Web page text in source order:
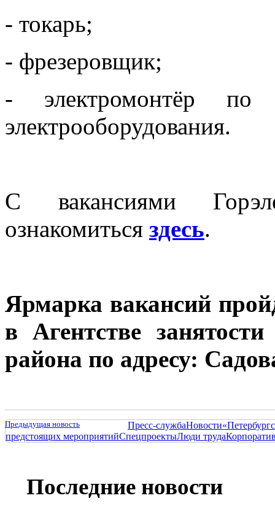
- токарь;
- фрезеровщик;
- электромонтёр по
электрооборудования.
С вакансиями
ознакомиться здесь.
Ярмарка вакансий
в Агентстве
района по адресу:
Предыдущая новость Пресс-службаНовости
предстоящих мероприятийСпецпроектыЛюди труда
Последние новости